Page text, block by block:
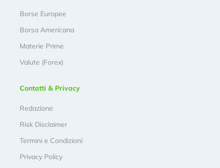
Borse Europee
Borsa Americana
Materie Prime
Valute (Forex)
Contatti & Privacy
Redazione
Risk Disclaimer
Termini e Condizioni
Privacy Policy